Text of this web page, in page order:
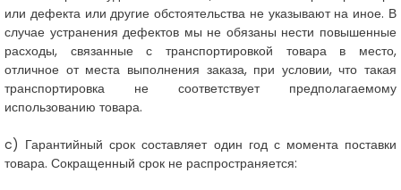
или дефекта или другие обстоятельства не указывают на иное. В
случае устранения дефектов мы не обязаны нести повышенные
расходы, связанные с транспортировкой товара в место,
отличное от места выполнения заказа, при условии, что такая
транспортировка не соответствует предполагаемому
использованию товара.
c) Гарантийный срок составляет один год с момента поставки
товара. Сокращенный срок не распространяется: